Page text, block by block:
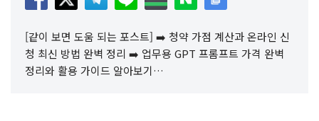
[같이 보면 도움 되는 포스트] ➡️ 청약 가점 계산과 온라인 신
청 최신 방법 완벽 정리 ➡️ 업무용 GPT 프롬프트 가격 완벽
정리와 활용 가이드 알아보기…